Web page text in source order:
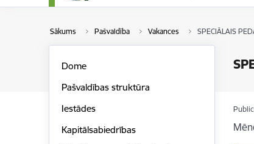
Sākums Pašvaldība Vakances SPECIĀLAIS
Dome
Pašvaldības struktūra
Iestādes
Kapitālsabiedrības